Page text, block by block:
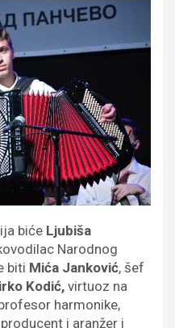
biće Ljubiša
Narodnog
biti Mića Janković, šef
Kodić, virtuoz na
harmonike,
i aranžer i